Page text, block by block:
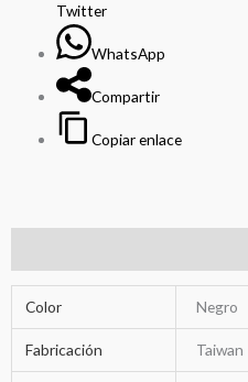
Twitter
WhatsApp
Compartir
Copiar enlace
Color Negro
Fabricación Taiwan